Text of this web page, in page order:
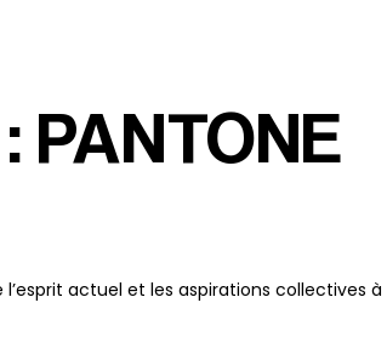
Histoire
Centres
PANTONE
actuel et les aspirations collectives à